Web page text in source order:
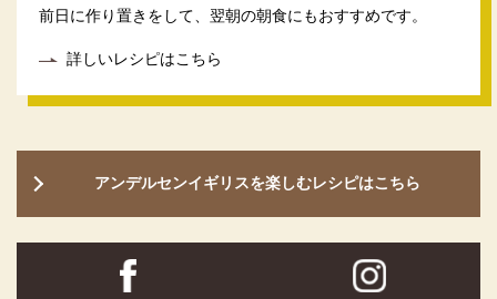
前日に作り置きをして、翌朝の朝食にもおすすめです。
詳しいレシピはこちら
アンデルセンイギリスを楽しむレシピはこちら